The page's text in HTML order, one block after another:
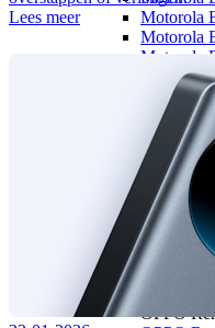
Motorola
Motorola
Motorola
Overige
Motorola
Google
Google
Google
Google
Google
Google
Google
Google
OPPO
OPPO
Lees meer